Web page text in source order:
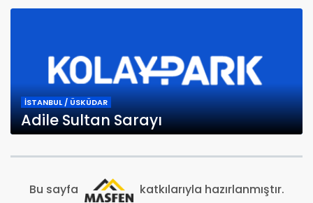
İSTANBUL / ÜSKÜDAR
Adile Sultan Sarayı
Bu sayfa katkılarıyla hazırlanmıştır.